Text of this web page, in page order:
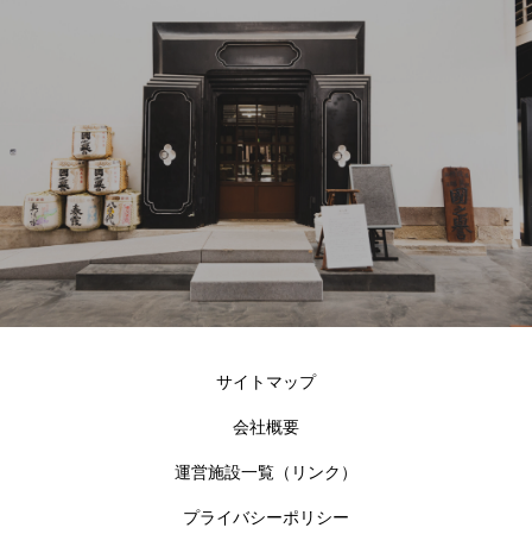
サイトマップ
会社概要
運営施設一覧（リンク）
プライバシーポリシー